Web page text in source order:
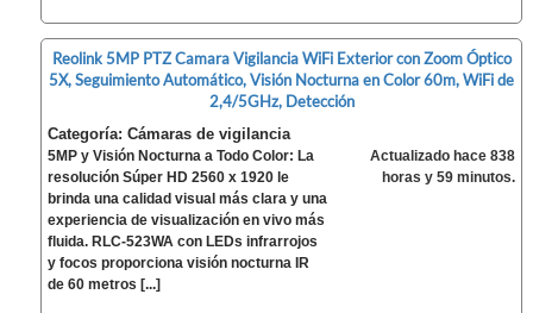
Reolink 5MP PTZ Camara Vigilancia WiFi Exterior con Zoom Óptico
5X, Seguimiento Automático, Visión Nocturna en Color 60m, WiFi de
2,4/5GHz, Detección
Categoría: Cámaras de vigilancia
5MP y Visión Nocturna a Todo Color: La
resolución Súper HD 2560 x 1920 le
brinda una calidad visual más clara y una
experiencia de visualización en vivo más
fluida. RLC-523WA con LEDs infrarrojos
y focos proporciona visión nocturna IR
de 60 metros [...]
Actualizado hace 838
horas y 59 minutos.